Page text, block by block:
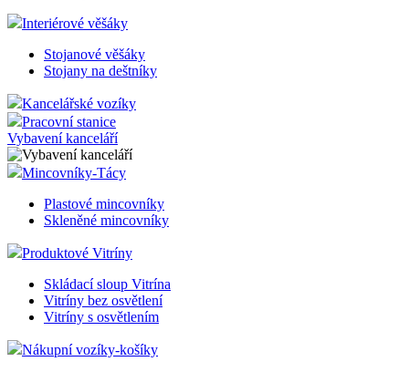
Interiérové věšáky
Stojanové věšáky
Stojany na deštníky
Kancelářské vozíky
Pracovní stanice
Vybavení kanceláří
Mincovníky-Tácy
Plastové mincovníky
Skleněné mincovníky
Produktové Vitríny
Skládací sloup Vitrína
Vitríny bez osvětlení
Vitríny s osvětlením
Nákupní vozíky-košíky